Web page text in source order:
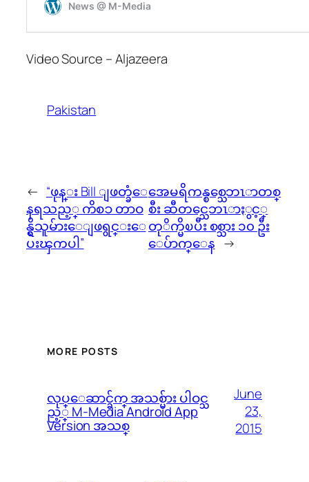
Video Source – Aljazeera
Pakistan
← “ဖုန္း Bill ျဖတ္ခံေ
နရသည့္ ကိစၥ တာဝ
န္ရွိသူမ်ားေျဖရွင္းေ
ပးၾကပါ”
အေမရိကန္စစ္သေဘၤာတစ္
စီး ဆီတင္သေဘၤာႏွင့္
တုိက္မိၿပီး စစ္သား ၁၀ ဦး
ေပ်ာက္ေန →
MORE POSTS
လုပ္ေဆာင္ခ်က္ အသစ္မ်ား ပါဝင္သ
ည့္ M-Media Android App
Version အသစ္
June
23,
2015